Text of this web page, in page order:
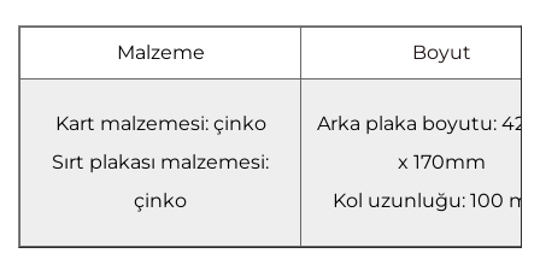
Malzeme Boyut
Kart malzemesi: çinko
Sırt plakası malzemesi:
çinko
Arka plaka boyutu:
x 170mm
Kol uzunluğu: 100